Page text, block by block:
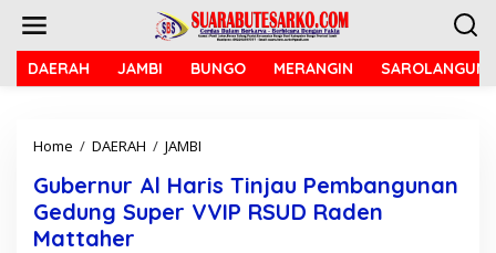
DAERAH JAMBI BUNGO MERANGIN SAROLANGUN
Home / DAERAH / JAMBI
b
e
Gubernur Al Haris Tinjau Pembangunan
Gedung Super VVIP RSUD Raden
Mattaher